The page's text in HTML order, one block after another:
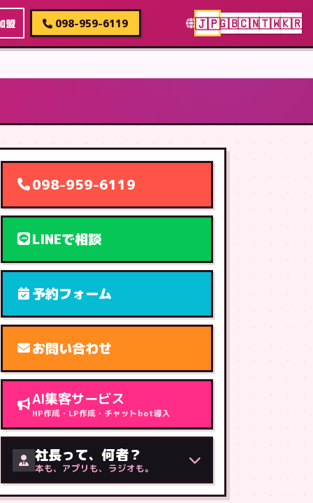
盟 098-959-6119 🇯🇵🇬🇧🇨🇳🇹🇼🇰🇷
098-959-6119
LINEで相談
予約フォーム
お問い合わせ
AI集客サービス
HP作成・LP作成・チャットbot導入
社長って、何者？
本も、アプリも、ラジオも。